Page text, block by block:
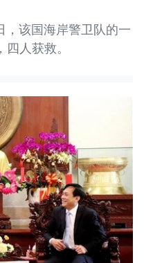
，该国海岸警卫队的一
人获救。